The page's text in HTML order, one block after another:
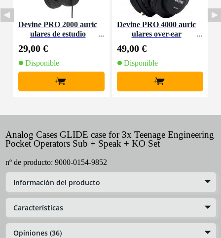
Devine PRO 2000 auric
ulares de estudio
29,00 €
Disponible
+
Devine PRO 4000 auric
ulares over-ear
49,00 €
Disponible
+
Analog Cases GLIDE case for 3x Teenage Engineering
Pocket Operators Sub + Speak + KO Set
nº de producto: 9000-0154-9852
Información del producto
Características
Opiniones (36)